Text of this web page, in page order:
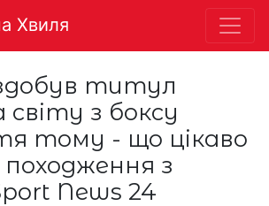
Хвиля
титул
світу з боксу
тому - що цікаво
походження з
News 24